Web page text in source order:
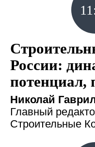
России:
потенциал,
Николай
Главный
Строительные